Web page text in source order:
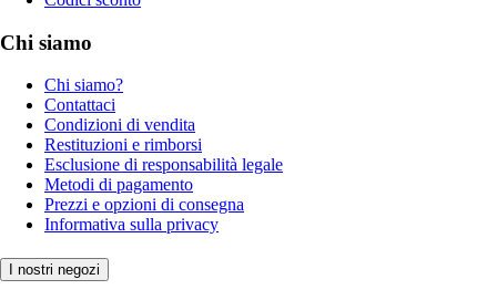
Chi siamo
Chi siamo?
Contattaci
Condizioni di vendita
Restituzioni e rimborsi
Esclusione di responsabilità legale
Metodi di pagamento
Prezzi e opzioni di consegna
Informativa sulla privacy
I nostri negozi